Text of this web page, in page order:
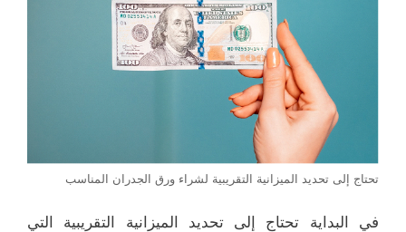
تحتاج إلى تحديد الميزانية التقريبية لشراء ورق الجدران المناسب
في البداية تحتاج إلى تحديد الميزانية التقريبية التي